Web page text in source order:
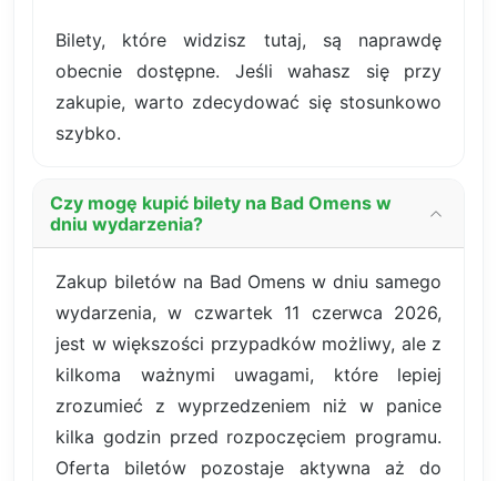
Bilety, które widzisz tutaj, są naprawdę
obecnie dostępne. Jeśli wahasz się przy
zakupie, warto zdecydować się stosunkowo
szybko.
Czy mogę kupić bilety na Bad Omens w
dniu wydarzenia?
Zakup biletów na Bad Omens w dniu samego
wydarzenia, w czwartek 11 czerwca 2026,
jest w większości przypadków możliwy, ale z
kilkoma ważnymi uwagami, które lepiej
zrozumieć z wyprzedzeniem niż w panice
kilka godzin przed rozpoczęciem programu.
Oferta biletów pozostaje aktywna aż do